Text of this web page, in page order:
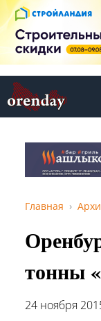
Главная
тонны
24 ноября